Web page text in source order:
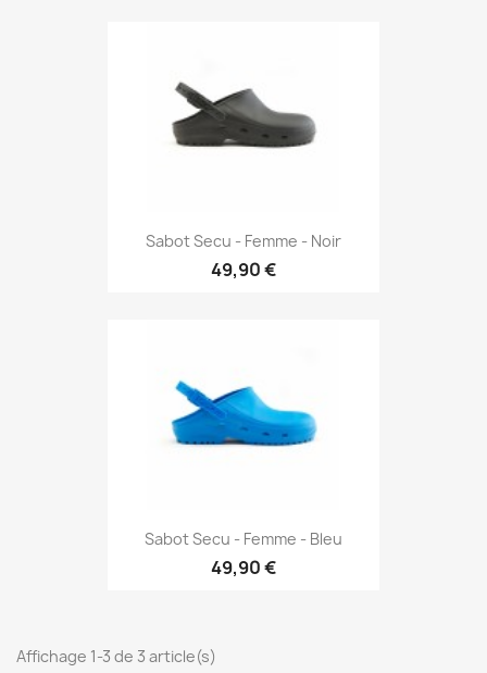
Sabot Secu - Femme - Noir
49,90 €
Sabot Secu - Femme - Bleu
49,90 €
Affichage 1-3 de 3 article(s)